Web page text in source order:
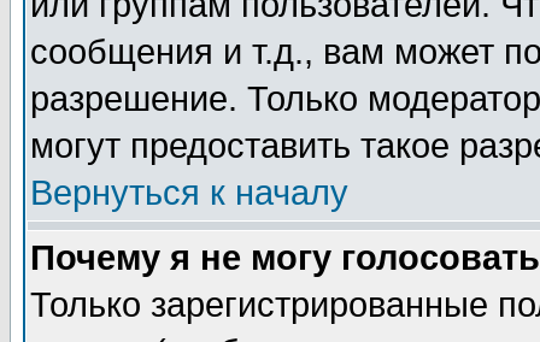
сообщения и т.д., вам может
разрешение. Только
могут предоставить такое
Вернуться к началу
Почему я не могу
Только зарегистрированные